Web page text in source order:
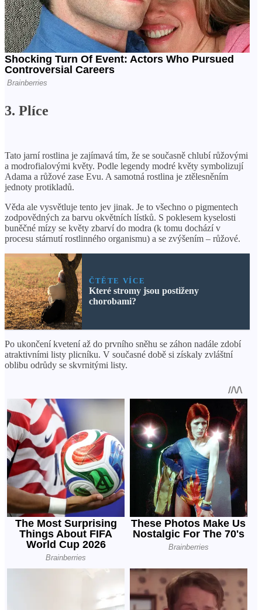
3. Plíce
Tato jarní rostlina je zajímavá tím, že se současně chlubí růžovými
a modrofialovými květy. Podle legendy modré květy symbolizují
Adama a růžové zase Evu. A samotná rostlina je ztělesněním
jednoty protikladů.
Věda ale vysvětluje tento jev jinak. Je to všechno o pigmentech
zodpovědných za barvu okvětních lístků. S poklesem kyselosti
buněčné mízy se květy zbarví do modra (k tomu dochází v
procesu stárnutí rostlinného organismu) a se zvýšením – růžové.
ČTĚTE VÍCE
Které stromy jsou postiženy
chorobami?
Po ukončení kvetení až do prvního sněhu se záhon nadále zdobí
atraktivními listy plicníku. V současné době si získaly zvláštní
oblibu odrůdy se skvrnitými listy.